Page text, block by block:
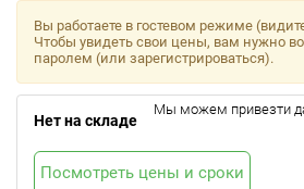
Вы работаете в гостевом режиме
Чтобы увидеть свои цены, вам нужно
паролем (или зарегистрироваться).
Нет на складе
Мы можем привезти
Посмотреть цены и сроки